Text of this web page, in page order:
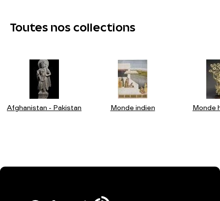
Toutes nos collections
Afghanistan - Pakistan Monde indien Monde